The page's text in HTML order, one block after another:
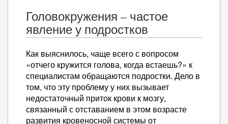
Головокружения – частое
явление у подростков
Как выяснилось, чаще всего с вопросом
«отчего кружится голова, когда встаешь?» к
специалистам обращаются подростки. Дело в
том, что эту проблему у них вызывает
недостаточный приток крови к мозгу,
связанный с отставанием в этом возрасте
развития кровеносной системы от